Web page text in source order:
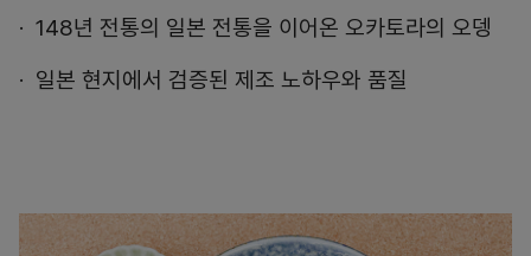
148년 전통의 일본 전통을 이어온 오카토라의 오뎅
일본 현지에서 검증된 제조 노하우와 품질